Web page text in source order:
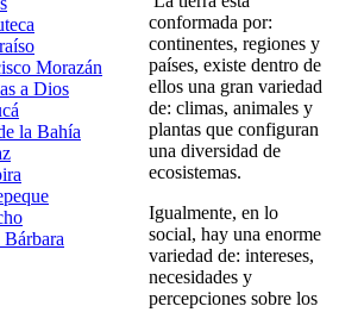
Morazán
a Dios
la Bahía
Bárbara
conformada por:
continentes, regiones y
países, existe dentro de
ellos una gran variedad
de: climas, animales y
plantas que configuran
una diversidad de
ecosistemas.
Igualmente, en lo
social, hay una enorme
variedad de: intereses,
necesidades y
percepciones sobre los